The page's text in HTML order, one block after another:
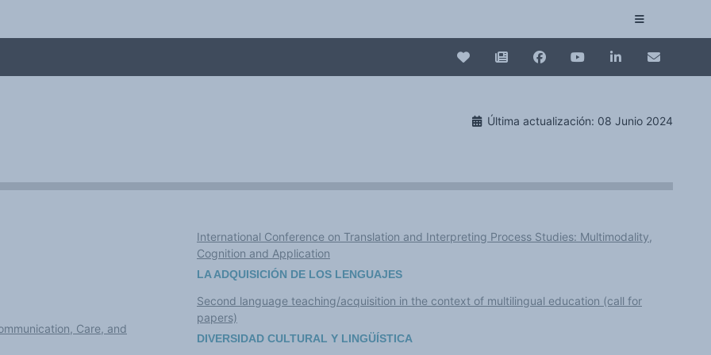
Les Assises européennes du plurilinguisme
- Cádiz, 9-12 de noviembre de 2022
Última actualización: 08 Junio 2024
Care, and
International Conference on Translation and Interpreting Process Studies: Multimodality,
Cognition and Application
LA ADQUISICIÓN DE LOS LENGUAJES
Second language teaching/acquisition in the context of multilingual education (call for
papers)
DIVERSIDAD CULTURAL Y LINGÜÍSTICA